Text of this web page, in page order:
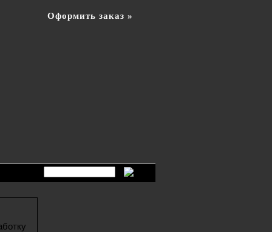
Оформить заказ »